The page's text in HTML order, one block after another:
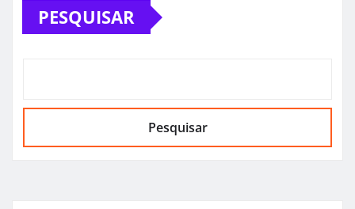
PESQUISAR
Pesquisar